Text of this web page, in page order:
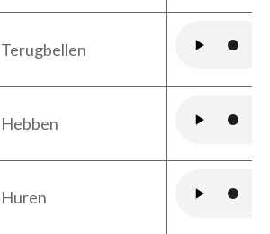
Terugbellen
Hebben
Huren